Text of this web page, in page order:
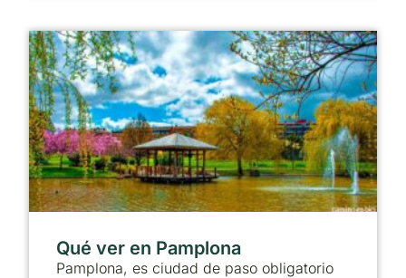
Qué ver en Pamplona
Pamplona, es ciudad de paso obligatorio